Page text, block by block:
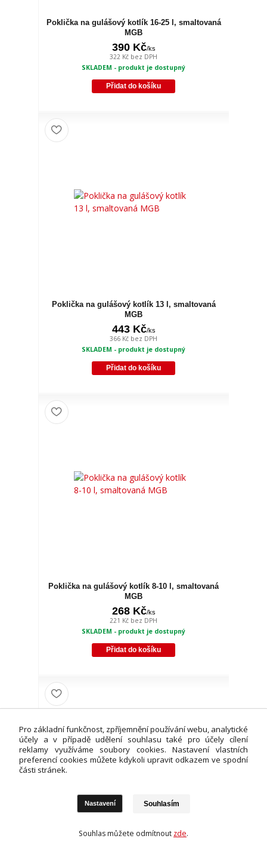
Poklička na gulášový kotlík 16-25 l, smaltovaná
MGB
390 Kč/ks
322 Kč bez DPH
SKLADEM - produkt je dostupný
Přidat do košíku
Poklička na gulášový kotlík 13 l, smaltovaná
MGB
443 Kč/ks
366 Kč bez DPH
SKLADEM - produkt je dostupný
Přidat do košíku
Poklička na gulášový kotlík 8-10 l, smaltovaná
MGB
268 Kč/ks
221 Kč bez DPH
SKLADEM - produkt je dostupný
Přidat do košíku
Pro základní funkčnost, zpříjemnění používání webu, analytické
účely a v případě udělení souhlasu také pro účely cílení
reklamy využíváme soubory cookies. Nastavení vlastních
preferencí cookies můžete kdykoli upravit odkazem ve spodní
části stránek.
Nastavení Souhlasím
Souhlas můžete odmítnout zde.